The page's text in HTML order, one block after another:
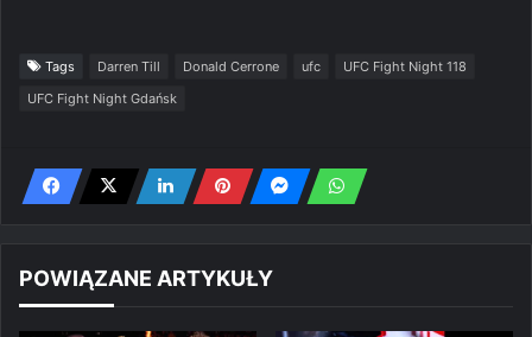
Tags Darren Till Donald Cerrone ufc
UFC Fight Night 118
UFC Fight Night Gdańsk
POWIĄZANE ARTYKUŁY